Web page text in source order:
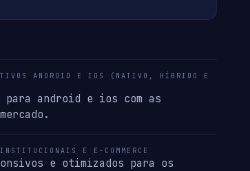
ANDROID E IOS (NATIVO, HÍBRIDO E
para android e ios com as
E E-COMMERCE
e otimizados para os